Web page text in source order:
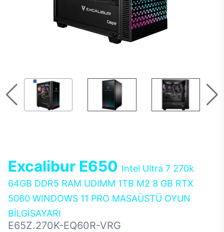
Excalibur E650 Intel Ultra 7 270k
64GB DDR5 RAM UDIMM 1TB M2 8 GB RTX
5060 WINDOWS 11 PRO MASAÜSTÜ OYUN
BİLGİSAYARI
E65Z.270K-EQ60R-VRG